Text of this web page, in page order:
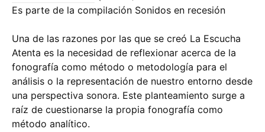
Es parte de la compilación Sonidos en recesión
Una de las razones por las que se creó La Escucha
Atenta es la necesidad de reflexionar acerca de la
fonografía como método o metodología para el
análisis o la representación de nuestro entorno desde
una perspectiva sonora. Este planteamiento surge a
raíz de cuestionarse la propia fonografía como
método analítico.